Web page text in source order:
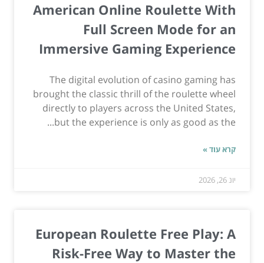
American Online Roulette With
Full Screen Mode for an
Immersive Gaming Experience
The digital evolution of casino gaming has
brought the classic thrill of the roulette wheel
directly to players across the United States,
but the experience is only as good as the...
קרא עוד »
יונ 26, 2026
European Roulette Free Play: A
Risk-Free Way to Master the